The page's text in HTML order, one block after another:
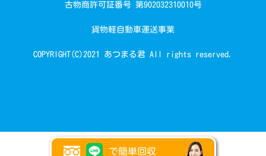
で簡単回収
古物商許可証番号 第902032310010号
貨物軽自動車運送事業
COPYRIGHT(C)2021 あつまる君 All rights reserved.